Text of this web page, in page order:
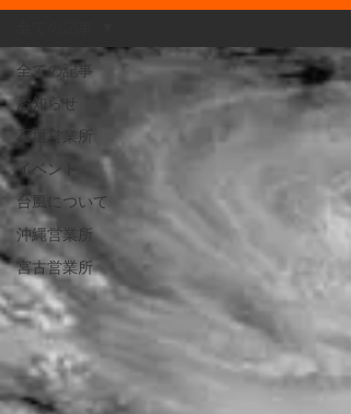
全ての記事
お知らせ
石垣営業所
イベント
台風について
沖縄営業所
宮古営業所